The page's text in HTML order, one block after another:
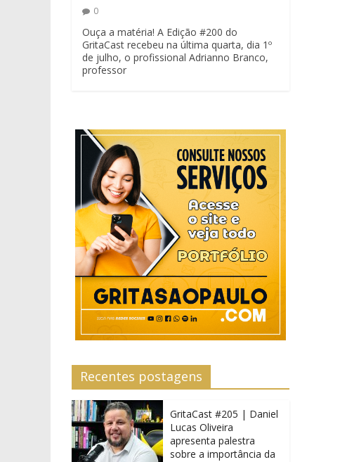
0
Ouça a matéria! A Edição #200 do
GritaCast recebeu na última quarta, dia 1º
de julho, o profissional Adrianno Branco,
professor
Recentes postagens
GritaCast #205 | Daniel
Lucas Oliveira
apresenta palestra
sobre a importância da